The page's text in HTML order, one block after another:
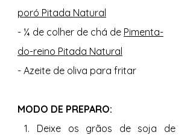
poró Pitada Natural
- ¼ de colher de chá de Pimenta-
do-reino Pitada Natural
- Azeite de oliva para fritar
MODO DE PREPARO:
Deixe os grãos de soja de